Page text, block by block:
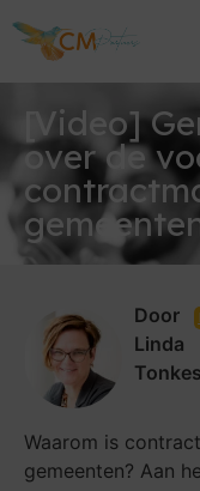
[Video]
over de
Door
Linda
Tonkes
Waarom is
gemeenten? Aan